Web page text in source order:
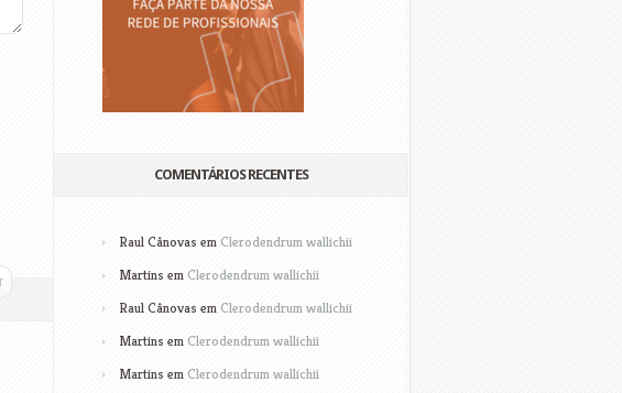
COMENTÁRIOS RECENTES
Raul Cânovas em Clerodendrum wallichii
Martins em Clerodendrum wallichii
Raul Cânovas em Clerodendrum wallichii
Martins em Clerodendrum wallichii
Martins em Clerodendrum wallichii